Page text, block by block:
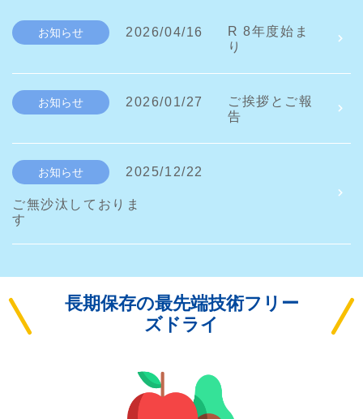
お知らせ 2026/04/16
R 8年度始ま
り
お知らせ 2026/01/27
ご挨拶とご報
告
お知らせ 2025/12/22
ご無沙汰しておりま
す
長期保存の最先端技術フリー
ズドライ